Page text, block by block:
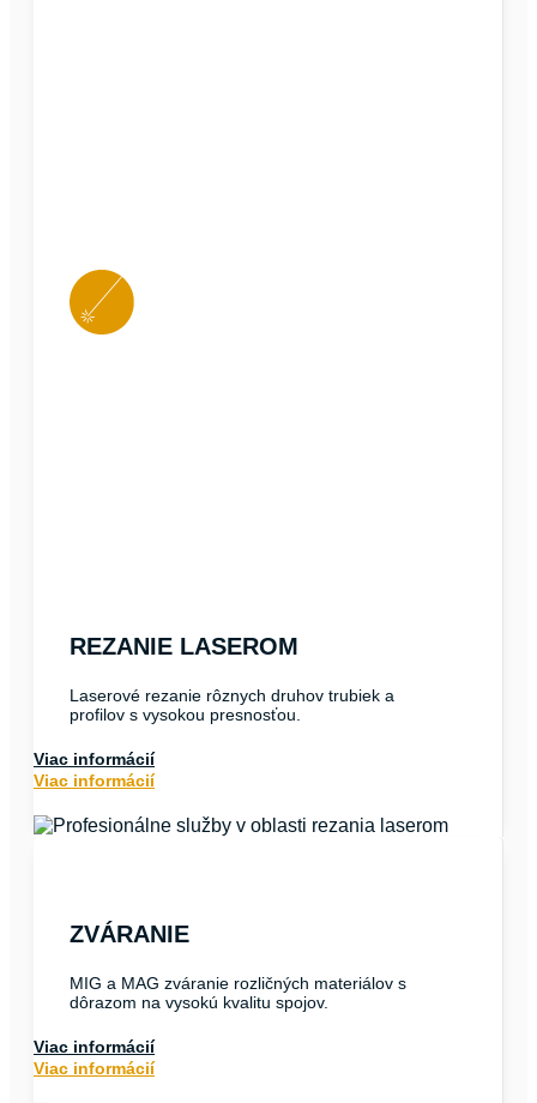
REZANIE LASEROM
Laserové rezanie rôznych druhov trubiek a
profilov s vysokou presnosťou.
Viac informácií
Viac informácií
ZVÁRANIE
MIG a MAG zváranie rozličných materiálov s
dôrazom na vysokú kvalitu spojov.
Viac informácií
Viac informácií